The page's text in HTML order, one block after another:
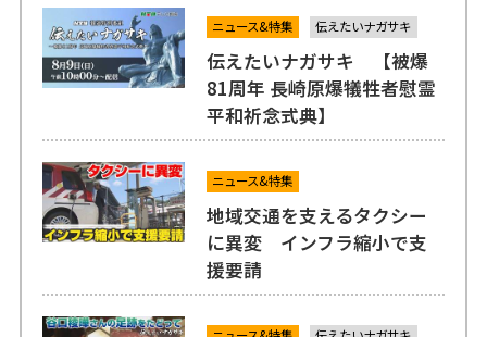
ニュース&特集 伝えたいナガサキ
伝えたいナガサキ 【被爆
81周年 長崎原爆犠牲者慰霊
平和祈念式典】
ニュース&特集
地域交通を支えるタクシー
に異変 インフラ縮小で支
援要請